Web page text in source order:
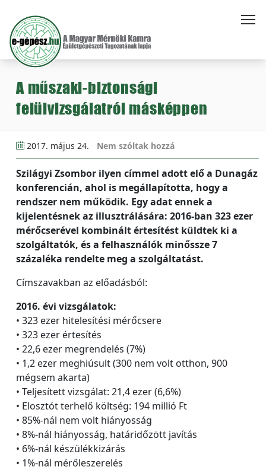
A műszaki-biztonsági
felülvizsgálatról másképpen
2017. május 24. Nem szóltak hozzá
Szilágyi Zsombor ilyen címmel adott elő a Dunagáz
konferencián, ahol is megállapította, hogy a
rendszer nem működik. Egy adat ennek a
kijelentésnek az illusztrálására: 2016-ban 323 ezer
mérőcserével kombinált értesítést küldtek ki a
szolgáltatók, és a felhasználók minőssze 7
százaléka rendelte meg a szolgáltatást.
Címszavakban az előadásból:
2016. évi vizsgálatok:
• 323 ezer hitelesítési mérőcsere
• 323 ezer értesítés
• 22,6 ezer megrendelés (7%)
• 1,2 ezer meghiúsult (300 nem volt otthon, 900
mégsem akarta)
• Teljesített vizsgálat: 21,4 ezer (6,6%)
• Elosztót terhelő költség: 194 millió Ft
• 85%-nál nem volt hiányosság
• 8%-nál hiányosság, határidőzött javítás
• 6%-nál készülékkizárás
• 1%-nál mérőleszerelés